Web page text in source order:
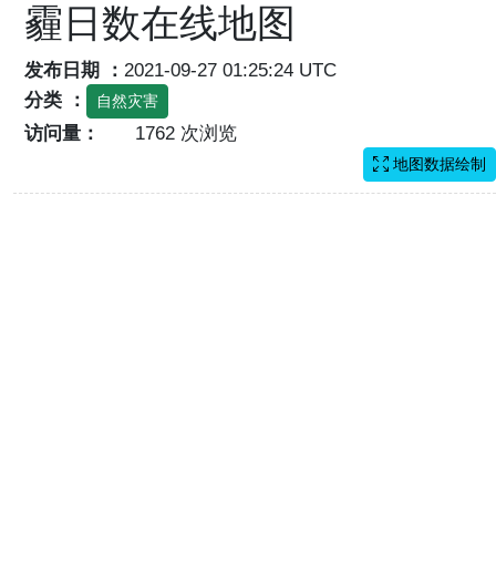
霾日数在线地图
发布日期 ： 2021-09-27 01:25:24 UTC
分类 ：
自然灾害
访问量： 1762 次浏览
地图数据绘制